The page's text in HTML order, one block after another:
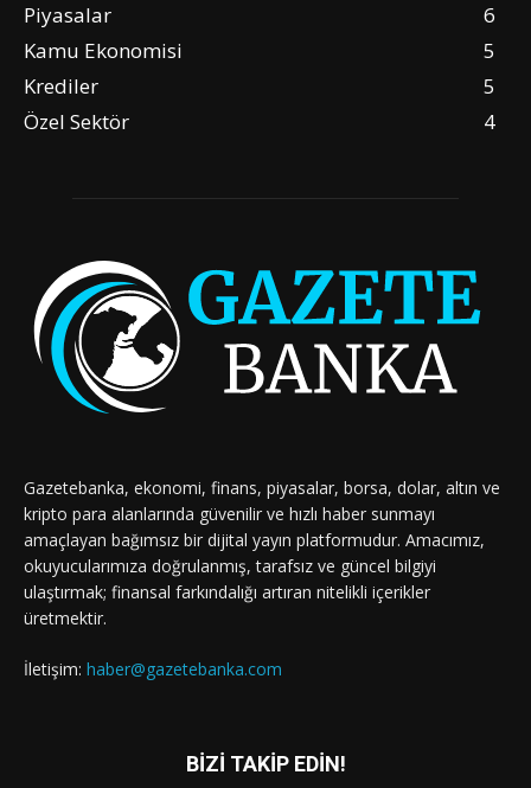
Piyasalar
6
Kamu Ekonomisi
5
Krediler
5
Özel Sektör
4
Gazetebanka, ekonomi, finans, piyasalar, borsa, dolar, altın ve
kripto para alanlarında güvenilir ve hızlı haber sunmayı
amaçlayan bağımsız bir dijital yayın platformudur. Amacımız,
okuyucularımıza doğrulanmış, tarafsız ve güncel bilgiyi
ulaştırmak; finansal farkındalığı artıran nitelikli içerikler
üretmektir.
İletişim: haber@gazetebanka.com
BİZİ TAKİP EDİN!